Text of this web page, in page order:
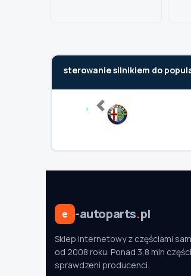
sterowanie silnikiem do
Previous
e -autoparts.pl
Sklep internetowy z częściami
od 2008 roku. Ponad 3,8 mln
sprawdzeni producenci.